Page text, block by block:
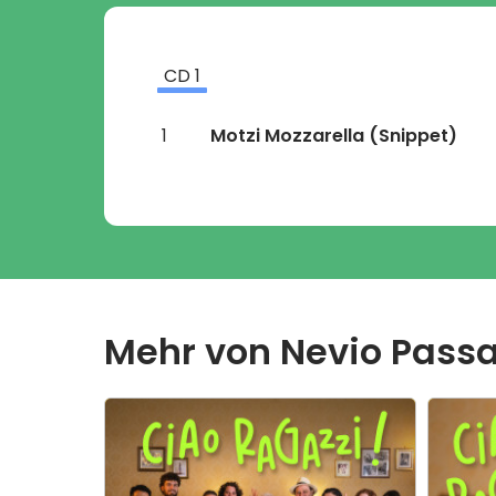
CD1
1 Motzi Mozzarella (Snippet)
Mehr von Nevio